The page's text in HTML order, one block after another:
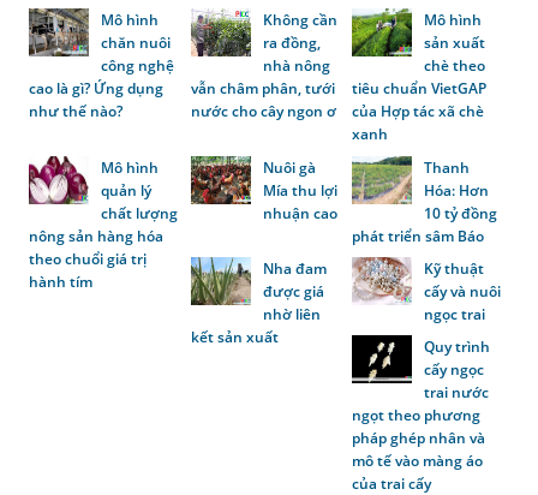
Mô hình
chăn nuôi
công nghệ
cao là gì? Ứng dụng
như thế nào?
Không cần
ra đồng,
nhà nông
vẫn châm phân, tưới
nước cho cây ngon ơ
Mô hình
sản xuất
chè theo
tiêu chuẩn VietGAP
của Hợp tác xã chè
xanh
Mô hình
quản lý
chất lượng
nông sản hàng hóa
theo chuổi giá trị
hành tím
Nuôi gà
Mía thu lợi
nhuận cao
Thanh
Hóa: Hơn
10 tỷ đồng
phát triển sâm Báo
Nha đam
được giá
nhờ liên
kết sản xuất
Kỹ thuật
cấy và nuôi
ngọc trai
Quy trình
cấy ngọc
trai nước
ngọt theo phương
pháp ghép nhân và
mô tế vào màng áo
của trai cấy